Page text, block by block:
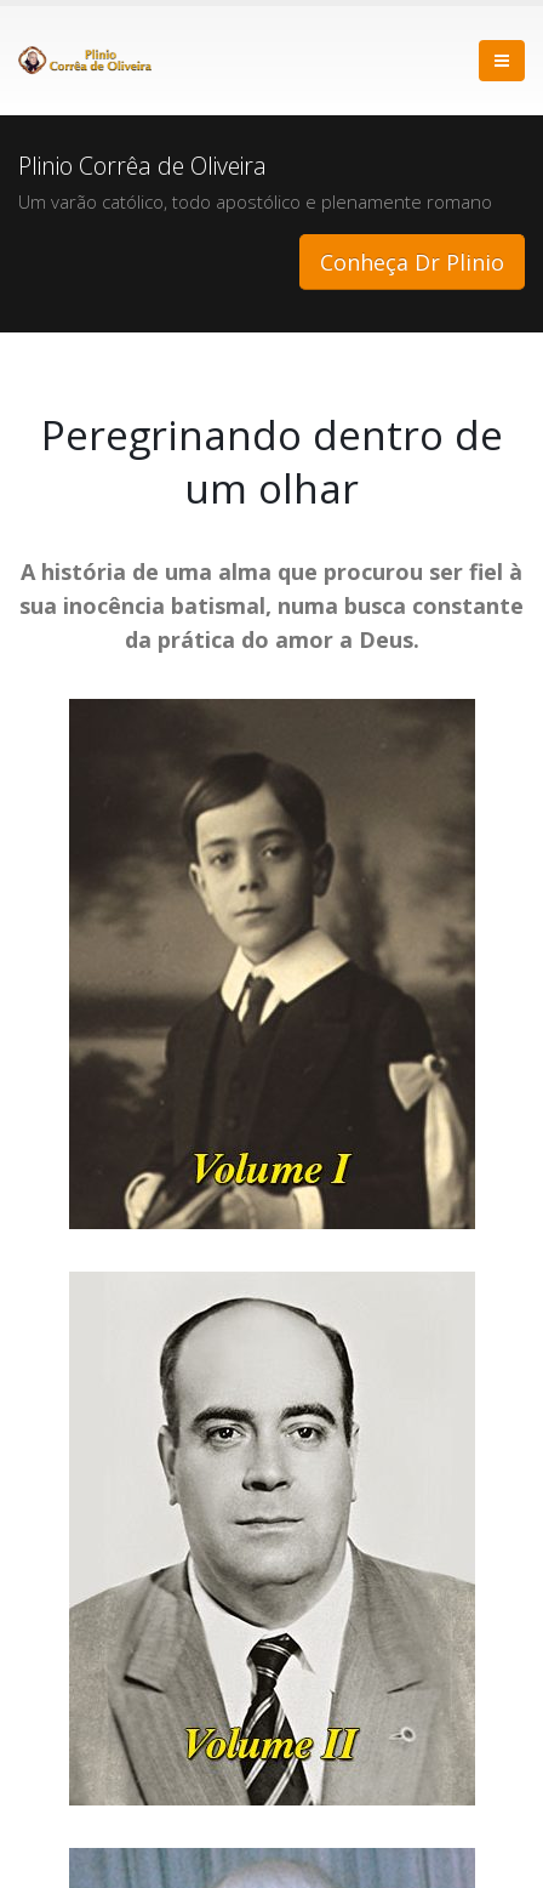
Plinio Corrêa de Oliveira
Um varão católico, todo apostólico e plenamente romano
Conheça Dr Plinio
Peregrinando dentro de
um olhar
A história de uma alma que procurou ser fiel à
sua inocência batismal, numa busca constante
da prática do amor a Deus.